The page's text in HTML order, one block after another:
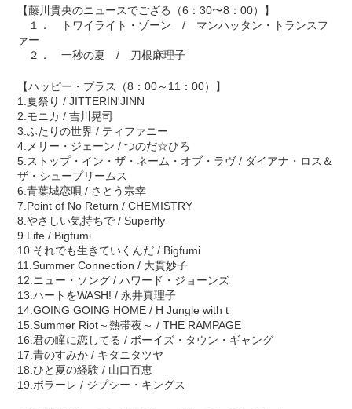
【藤川貴央のニュースでござる（6：30〜8：00）】
１． トワイライト・ゾーン / マンハッタン・トランスフ
ァー
２． 一秒の夏 / 刀根麻理子
【ハッピー・プラス（8：00～11：00）】
1.夏祭り / JITTERIN'JINN
2.モニカ / 吉川晃司
3.ふたりの世界 / ティファニー
4.メリー・ジェーン / つのだ☆ひろ
5.ストップ・イン・ザ・ネーム・オブ・ラヴ / ダイアナ・ロス＆
ザ・シュープリームス
6.青葉城恋唄 / さとう宗幸
7.Point of No Return / CHEMISTRY
8.やさしい気持ちで / Superfly
9.Life / Bigfumi
10.それでも生きていくんだ / Bigfumi
11.Summer Connection / 大貫妙子
12.ニュー・ソング / ハワード・ジョーンズ
13.ハートをWASH! / 永井真理子
14.GOING GOING HOME / H Jungle with t
15.Summer Riot～熱帯夜～ / THE RAMPAGE
16.君の瞳に恋してる / ボーイズ・タウン・ギャング
17.青のすみか / キタニタツヤ
18.ひと夏の経験 / 山口百恵
19.ボラーレ / ジプシー・キングス